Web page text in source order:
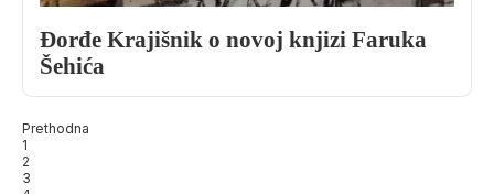
Đorđe Krajišnik o novoj knjizi Faruka
Šehića
Prethodna
1
2
3